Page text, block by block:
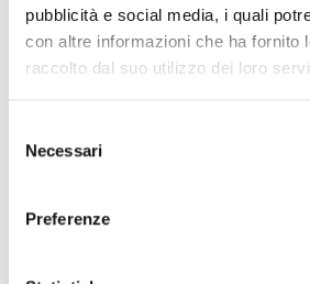
pubblicità e social media, i quali
con altre informazioni che ha fornito
raccolto dal suo utilizzo dei loro
delNecessari
Preferenze
dell’esistenza.
giardino di Casa Gialla fiori e
Con il patrocinio di:
Regione